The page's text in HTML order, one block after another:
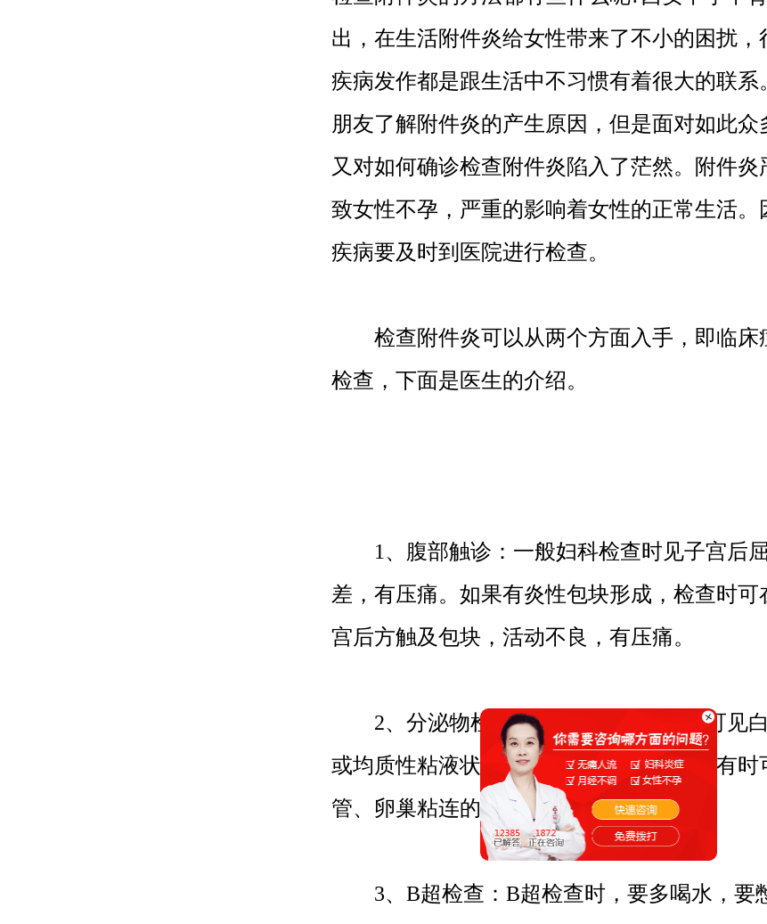
出，在生活附件炎给女性带来了不小的困扰，
疾病发作都是跟生活中不习惯有着很大的联系
朋友了解附件炎的产生原因，但是面对如此众
又对如何确诊检查附件炎陷入了茫然。附件炎
致女性不孕，严重的影响着女性的正常生活。
疾病要及时到医院进行检查。
检查附件炎可以从两个方面入手，即临床
检查，下面是医生的介绍。
1、腹部触诊：一般妇科检查时见子宫后
差，有压痛。如果有炎性包块形成，检查时可
宫后方触及包块，活动不良，有压痛。
2、分泌物检查：急性附件炎检查时可见
或均质性粘液状，附件多有压痛及触痛，有时
管、卵巢粘连的炎性包块。
3、B超检查：B超检查时，要多喝水，要